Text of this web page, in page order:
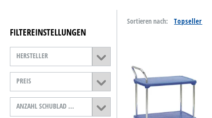
Catering & Food
Lager- &
Betriebsausstattung
B-Ware
D-Ware
FILTEREINSTELLUNGEN
HERSTELLER
PREIS
ANZAHL SCHUBLAD ...
Sortieren nach: